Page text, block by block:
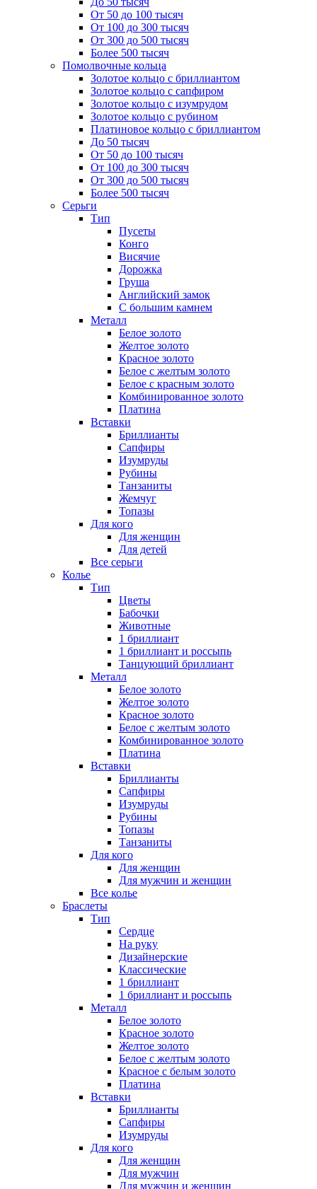
От 50 до 100 тысяч
От 100 до 300 тысяч
От 300 до 500 тысяч
Более 500 тысяч
Помолвочные кольца
Золотое кольцо с бриллиантом
Золотое кольцо с сапфиром
Золотое кольцо с изумрудом
Золотое кольцо с рубином
Платиновое кольцо с бриллиантом
До 50 тысяч
От 50 до 100 тысяч
От 100 до 300 тысяч
От 300 до 500 тысяч
Более 500 тысяч
Серьги
Тип
Пусеты
Конго
Висячие
Дорожка
Груша
Английский замок
С большим камнем
Металл
Белое золото
Желтое золото
Красное золото
Белое с желтым золото
Белое с красным золото
Комбинированное золото
Платина
Вставки
Бриллианты
Сапфиры
Изумруды
Рубины
Танзаниты
Жемчуг
Топазы
Для кого
Для женщин
Для детей
Все серьги
Колье
Тип
Цветы
Бабочки
Животные
1 бриллиант
1 бриллиант и россыпь
Танцующий бриллиант
Металл
Белое золото
Желтое золото
Красное золото
Белое с желтым золото
Комбинированное золото
Платина
Вставки
Бриллианты
Сапфиры
Изумруды
Рубины
Топазы
Танзаниты
Для кого
Для женщин
Для мужчин и женщин
Все колье
Браслеты
Тип
Сердце
На руку
Дизайнерские
Классические
1 бриллиант
1 бриллиант и россыпь
Металл
Белое золото
Красное золото
Желтое золото
Белое с желтым золото
Красное с белым золото
Платина
Вставки
Бриллианты
Сапфиры
Изумруды
Для кого
Для женщин
Для мужчин
Для мужчин и женщин